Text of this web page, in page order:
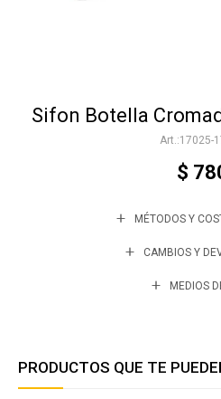
Sifon Botella
17025-
$
MÉTODOS Y
CAMBIOS Y
MEDIOS
PRODUCTOS QUE TE
Varios